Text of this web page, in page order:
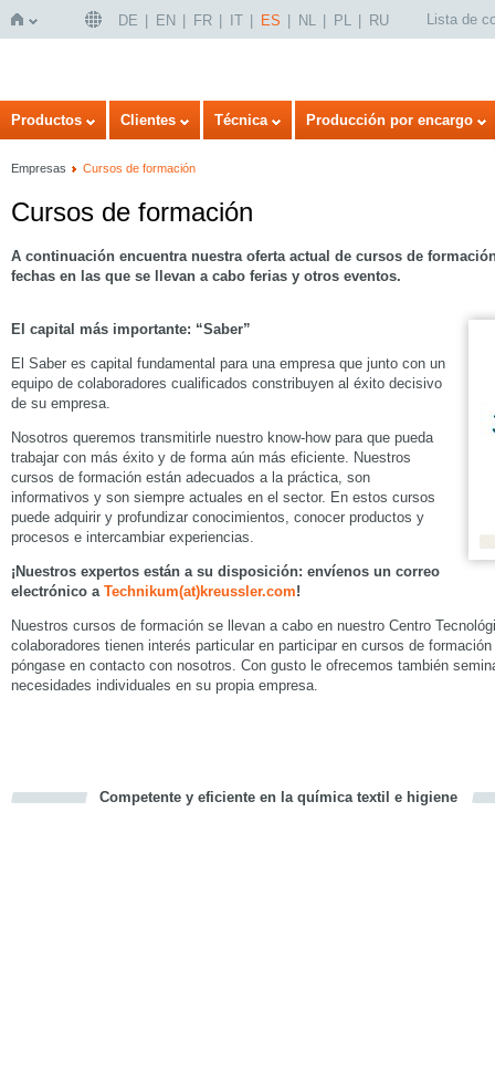
Inicio
DE EN FR IT ES NL PL RU Lista de
Productos Clientes Técnica Producción por encargo
Empresas Cursos de formación
Cursos de formación
A continuación encuentra nuestra oferta actual de cursos de
fechas en las que se llevan a cabo ferias y otros eventos.
El capital más importante: “Saber”
El Saber es capital fundamental para una empresa que junto con un
equipo de colaboradores cualificados constribuyen al éxito decisivo
de su empresa.
Nosotros queremos transmitirle nuestro know-how para que pueda
trabajar con más éxito y de forma aún más eficiente. Nuestros
cursos de formación están adecuados a la práctica, son
informativos y son siempre actuales en el sector. En estos cursos
puede adquirir y profundizar conocimientos, conocer productos y
procesos e intercambiar experiencias.
¡Nuestros expertos están a su disposición: envíenos un correo
electrónico a Technikum(at)kreussler.com!
Nuestros cursos de formación se llevan a cabo en nuestro Centro
colaboradores tienen interés particular en participar en cursos de
póngase en contacto con nosotros. Con gusto le ofrecemos también
necesidades individuales en su propia empresa.
Competente y eficiente en la química textil e higiene